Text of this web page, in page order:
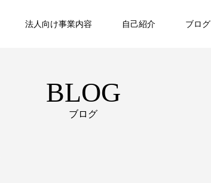
法人向け事業内容 自己紹介 ブログ
BLOG
ブログ